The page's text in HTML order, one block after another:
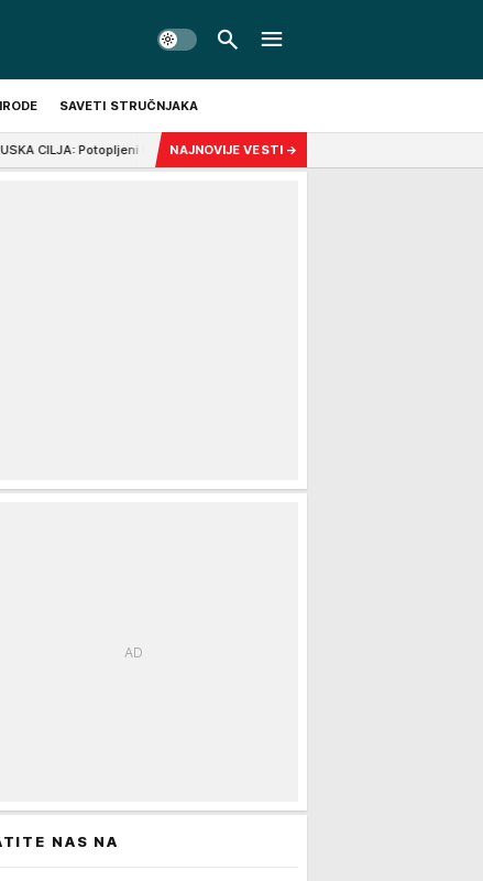
SAVETI STRUČNJAKA
brodovi, gori "flota iz senke", okupirane zone ostaju bez struje! Na
NAJNOVIJE VESTI →
NAS NA